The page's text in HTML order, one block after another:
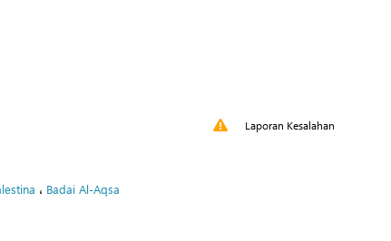
Laporan Kesalahan
، Badai Al-Aqsa